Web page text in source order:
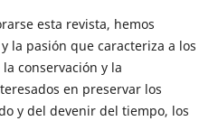
esta revista, hemos
la pasión que caracteriza a los
conservación y la
en preservar los
y del devenir del tiempo, los